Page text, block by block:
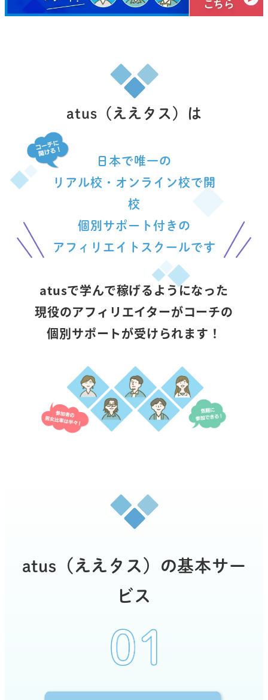
atus（ええタス）は
日本で唯一の
リアル校・オンライン校で開
校
個別サポート付きの
アフィリエイトスクールです
atusで学んで稼げるようになった
現役のアフィリエイターがコーチの
個別サポートが受けられます！
atus（ええタス）の基本サー
ビス